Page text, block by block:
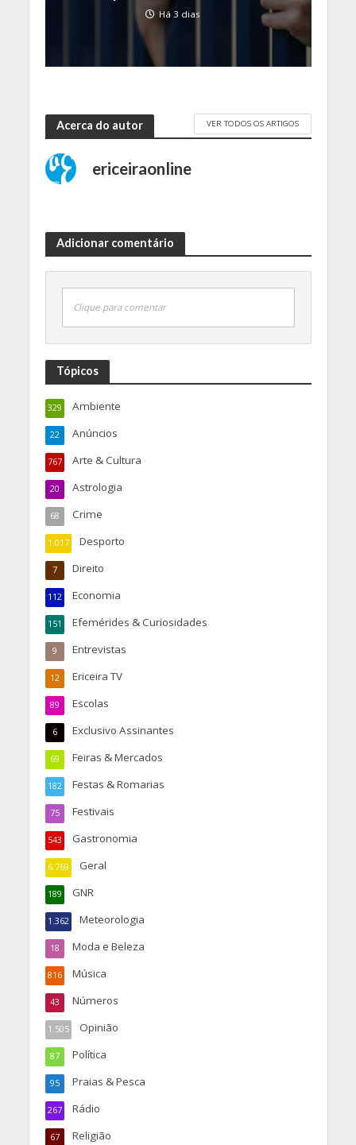
Há 3 dias
Acerca do autor VER TODOS OS ARTIGOS
ericeiraonline
Adicionar comentário
Clique para comentar
Tópicos
Ambiente
329
Anúncios
22
Arte & Cultura
767
Astrologia
20
Crime
68
Desporto
1.017
Direito
7
Economia
112
Efemérides & Curiosidades
151
Entrevistas
9
Ericeira TV
12
Escolas
89
Exclusivo Assinantes
6
Feiras & Mercados
69
Festas & Romarias
182
Festivais
75
Gastronomia
543
Geral
6.769
GNR
189
Meteorologia
1.362
Moda e Beleza
18
Música
816
Números
43
Opinião
1.505
Política
87
Praias & Pesca
95
Rádio
267
Religião
67